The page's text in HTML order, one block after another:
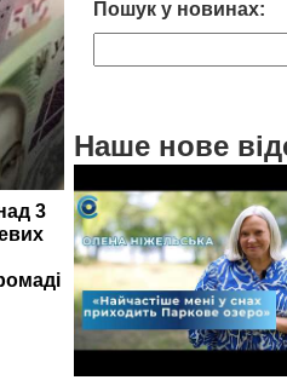
3
Пошук у новинах:
Наше нове